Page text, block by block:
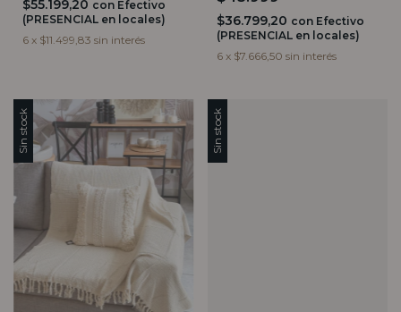
$55.199,20 con Efectivo
(PRESENCIAL en locales)
6 x $11.499,83 sin interés
$36.799,20 con Efectivo
(PRESENCIAL en locales)
6 x $7.666,50 sin interés
Sin stock Sin stock